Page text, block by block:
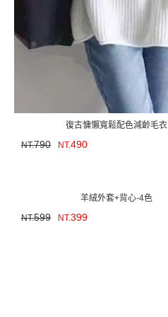
復古慵懶寬鬆配色減齡毛衣
NT.790 NT.490
羊絨外套+背心-4色
NT.599 NT.399